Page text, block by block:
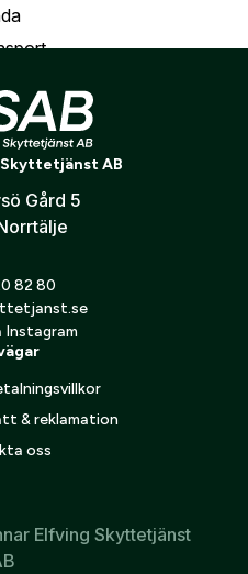
ljuddämpare
ett konto.
behandlas enligt
.
AB
Gård 5
82 80
Instagram
& reklamation
oss
Elfving Skyttetjänst